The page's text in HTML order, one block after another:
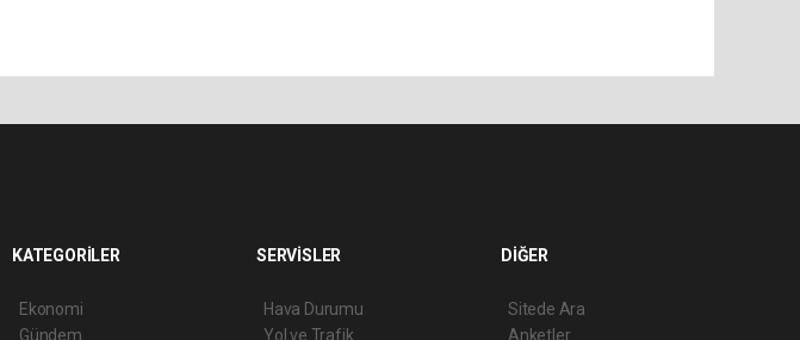
KATEGORİLER
Ekonomi
Gündem
SERVİSLER
Hava Durumu
Yol ve Trafik
DİĞER
Sitede Ara
Anketler